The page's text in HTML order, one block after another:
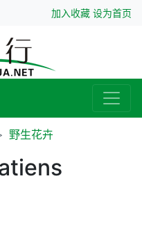
加入收藏 设为首页
野生花卉